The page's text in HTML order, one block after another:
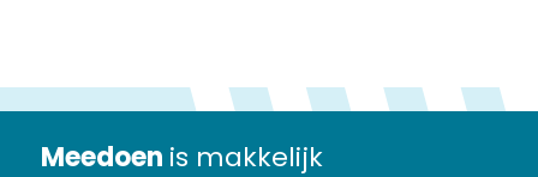
Meedoen is makkelijk